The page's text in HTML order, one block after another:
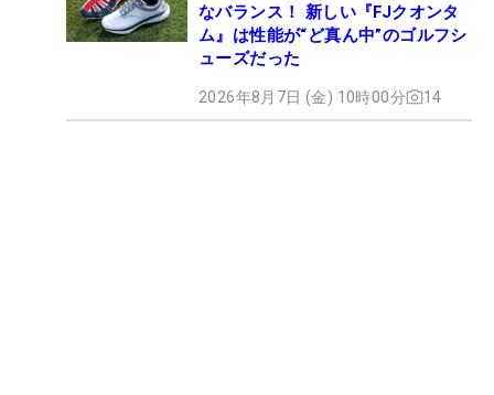
なバランス！ 新しい『FJクオンタ
ム』は性能が“ど真ん中”のゴルフシ
ューズだった
2026年8月7日 (金) 10時00分 14